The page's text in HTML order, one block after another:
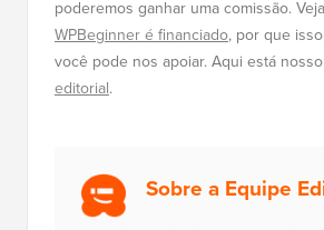
poderemos ganhar uma comissão. Veja
WPBeginner é financiado, por que
você pode nos apoiar. Aqui está nosso
editorial.
Sobre a Equipe